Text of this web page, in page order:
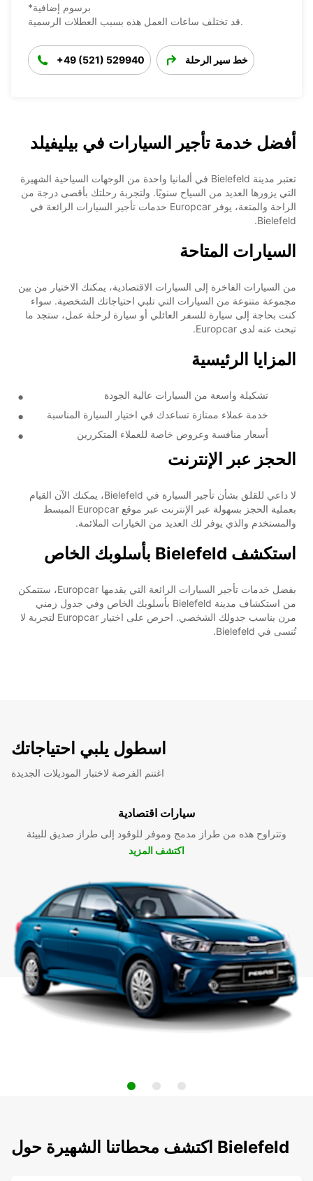
*برسوم إضافية
قد تختلف ساعات العمل هذه بسبب العطلات الرسمية.
+49 (521) 529940 خط سير الرحلة
أفضل خدمة تأجير السيارات في بيليفيلد
تعتبر مدينة Bielefeld في ألمانيا واحدة من الوجهات السياحية الشهيرة
التي يزورها العديد من السياح سنويًا. ولتجربة رحلتك بأقصى درجة من
الراحة والمتعة، يوفر Europcar خدمات تأجير السيارات الرائعة في
Bielefeld.
السيارات المتاحة
من السيارات الفاخرة إلى السيارات الاقتصادية، يمكنك الاختيار من بين
مجموعة متنوعة من السيارات التي تلبي احتياجاتك الشخصية. سواء
كنت بحاجة إلى سيارة للسفر العائلي أو سيارة لرحلة عمل، ستجد ما
تبحث عنه لدى Europcar.
المزايا الرئيسية
تشكيلة واسعة من السيارات عالية الجودة
خدمة عملاء ممتازة تساعدك في اختيار السيارة المناسبة
أسعار منافسة وعروض خاصة للعملاء المتكررين
الحجز عبر الإنترنت
لا داعي للقلق بشأن تأجير السيارة في Bielefeld، يمكنك الآن القيام
بعملية الحجز بسهولة عبر الإنترنت عبر موقع Europcar المبسط
والمستخدم والذي يوفر لك العديد من الخيارات الملائمة.
استكشف Bielefeld بأسلوبك الخاص
بفضل خدمات تأجير السيارات الرائعة التي يقدمها Europcar، ستتمكن
من استكشاف مدينة Bielefeld بأسلوبك الخاص وفي جدول زمني
مرن يناسب جدولك الشخصي. احرص على اختيار Europcar لتجربة لا
تُنسى في Bielefeld.
اسطول يلبي احتياجاتك
اغتنم الفرصة لاختبار الموديلات الجديدة
سيارات اقتصادية
وتتراوح هذه من طراز مدمج وموفر للوقود إلى طراز صديق للبيئة
اكتشف المزيد
اكتشف محطاتنا الشهيرة حول Bielefeld